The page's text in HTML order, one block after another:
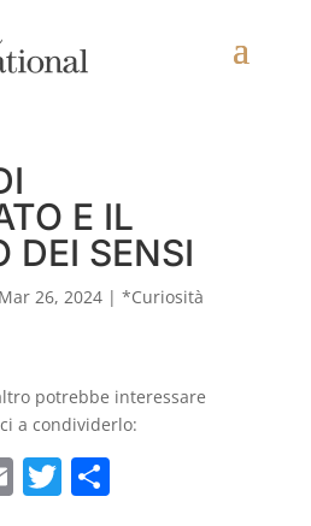
E IL
DEI SENSI
Mar 26, 2024| *Curiosità
potrebbe interessare
a condividerlo:
E T C